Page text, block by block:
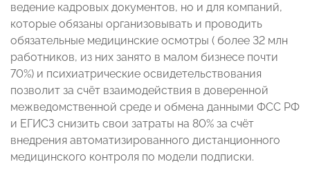
ведение кадровых документов, но и для компаний,
которые обязаны организовывать и проводить
обязательные медицинские осмотры ( более 32 млн
работников, из них занято в малом бизнесе почти
70%) и психиатрические освидетельствования
позволит за счёт взаимодействия в доверенной
межведомственной среде и обмена данными ФСС РФ
и ЕГИСЗ снизить свои затраты на 80% за счёт
внедрения автоматизированного дистанционного
медицинского контроля по модели подписки.